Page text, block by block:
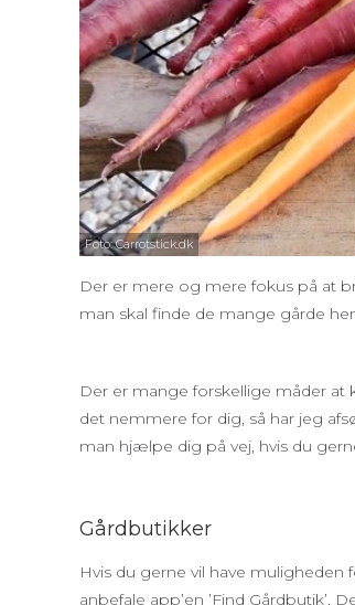
Foto: Carrotstick.dk
Der er mere og mere fokus på at
man skal finde de mange gårde
Der er mange forskellige måder
det nemmere for dig, så har jeg
man hjælpe dig på vej, hvis du
Gårdbutikker
Hvis du gerne vil have muligheden
anbefale app’en ’Find